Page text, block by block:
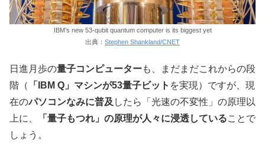
IBM’s new 53-qubit quantum computer is its biggest yet
出典： Stephen Shankland/CNET
日進月歩の量子コンピューターも、まだまだこれからの段
階（
「IBM Q」マシンが53量子ビット を実現）ですが、現
在のパソコンなみに普及 したら「光速の不変性」の原理以
上に、
「量子もつれ」の原理が人々に浸透していることで
しょう。